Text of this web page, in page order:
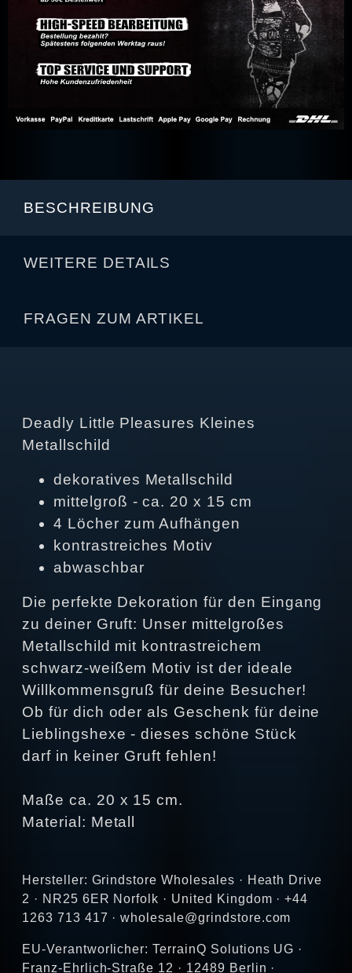
BESCHREIBUNG
WEITERE DETAILS
FRAGEN ZUM ARTIKEL
Deadly Little Pleasures Kleines
Metallschild
dekoratives Metallschild
mittelgroß - ca. 20 x 15 cm
4 Löcher zum Aufhängen
kontrastreiches Motiv
abwaschbar
Die perfekte Dekoration für den Eingang
zu deiner Gruft: Unser mittelgroßes
Metallschild mit kontrastreichem
schwarz-weißem Motiv ist der ideale
Willkommensgruß für deine Besucher!
Ob für dich oder als Geschenk für deine
Lieblingshexe - dieses schöne Stück
darf in keiner Gruft fehlen!
Maße ca. 20 x 15 cm.
Material: Metall
Hersteller: Grindstore Wholesales · Heath Drive
2 · NR25 6ER Norfolk · United Kingdom · +44
1263 713 417 · wholesale@grindstore.com
EU-Verantworlicher: TerrainQ Solutions UG ·
Franz-Ehrlich-Straße 12 · 12489 Berlin ·